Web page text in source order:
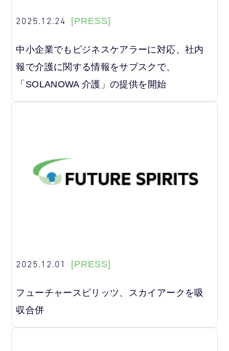
2025.12.24 [PRESS]
中小企業でもビジネスケアラーに対応、社内
報で介護に関する情報をサブスクで、
「SOLANOWA 介護」の提供を開始
2025.12.01 [PRESS]
フューチャースピリッツ、スカイアークを吸
収合併